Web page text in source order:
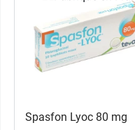
Spasfon Lyoc 80 mg